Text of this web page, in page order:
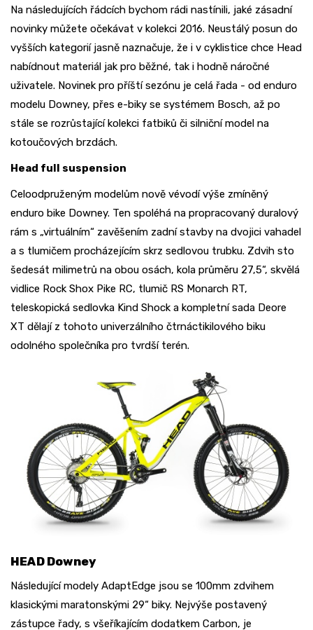
Na následujících řádcích bychom rádi nastínili, jaké zásadní
novinky můžete očekávat v kolekci 2016. Neustálý posun do
vyšších kategorií jasně naznačuje, že i v cyklistice chce Head
nabídnout materiál jak pro běžné, tak i hodně náročné
uživatele. Novinek pro příští sezónu je celá řada - od enduro
modelu Downey, přes e-biky se systémem Bosch, až po
stále se rozrůstající kolekci fatbiků či silniční model na
kotoučových brzdách.
Head full suspension
Celoodpruženým modelům nově vévodí výše zmíněný
enduro bike Downey. Ten spoléhá na propracovaný duralový
rám s „virtuálním“ zavěšením zadní stavby na dvojici vahadel
a s tlumičem procházejícím skrz sedlovou trubku. Zdvih sto
šedesát milimetrů na obou osách, kola průměru 27,5“, skvělá
vidlice Rock Shox Pike RC, tlumič RS Monarch RT,
teleskopická sedlovka Kind Shock a kompletní sada Deore
XT dělají z tohoto univerzálního čtrnáctikilového biku
odolného společníka pro tvrdší terén.
HEAD Downey
Následující modely AdaptEdge jsou se 100mm zdvihem
klasickými maratonskými 29“ biky. Nejvýše postavený
zástupce řady, s všeříkajícím dodatkem Carbon, je